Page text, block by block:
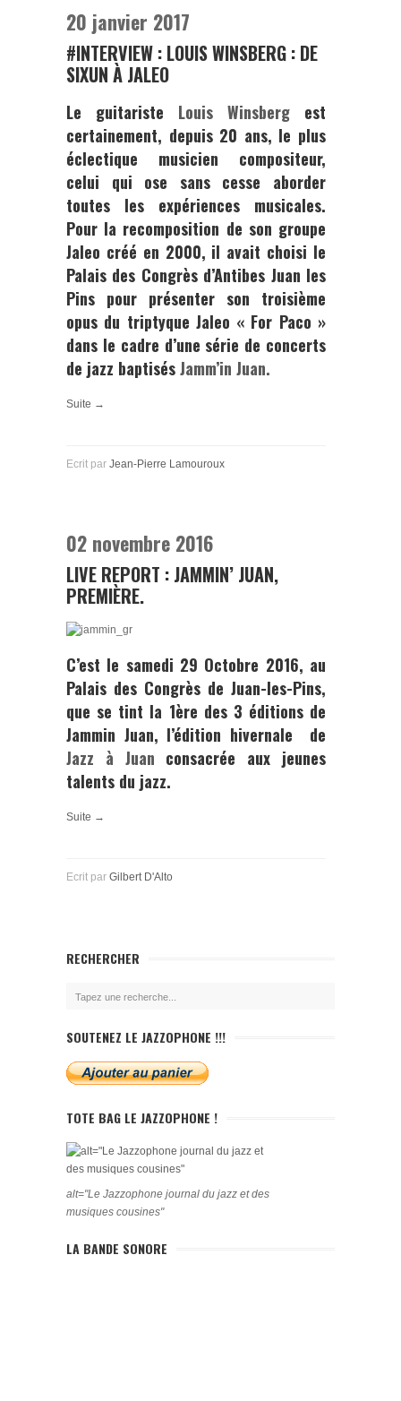
20 janvier 2017
#INTERVIEW : LOUIS WINSBERG : DE
SIXUN À JALEO
Le guitariste Louis Winsberg est
certainement, depuis 20 ans, le plus
éclectique musicien compositeur,
celui qui ose sans cesse aborder
toutes les expériences musicales.
Pour la recomposition de son groupe
Jaleo créé en 2000, il avait choisi le
Palais des Congrès d’Antibes Juan les
Pins pour présenter son troisième
opus du triptyque Jaleo « For Paco »
dans le cadre d’une série de concerts
de jazz baptisésJamm’in Juan.
Suite →
Ecrit par Jean-Pierre Lamouroux
02 novembre 2016
LIVE REPORT : JAMMIN’ JUAN,
PREMIÈRE.
C’est le samedi 29 Octobre 2016, au
Palais des Congrès de Juan-les-Pins,
que se tint la 1ère des 3 éditions de
Jammin Juan, l’édition hivernale de
Jazz à Juan consacrée aux jeunes
talents du jazz.
Suite →
Ecrit par Gilbert D'Alto
RECHERCHER
SOUTENEZ LE JAZZOPHONE !!!
TOTE BAG LE JAZZOPHONE !
alt="Le Jazzophone journal du jazz et des
musiques cousines"
LA BANDE SONORE